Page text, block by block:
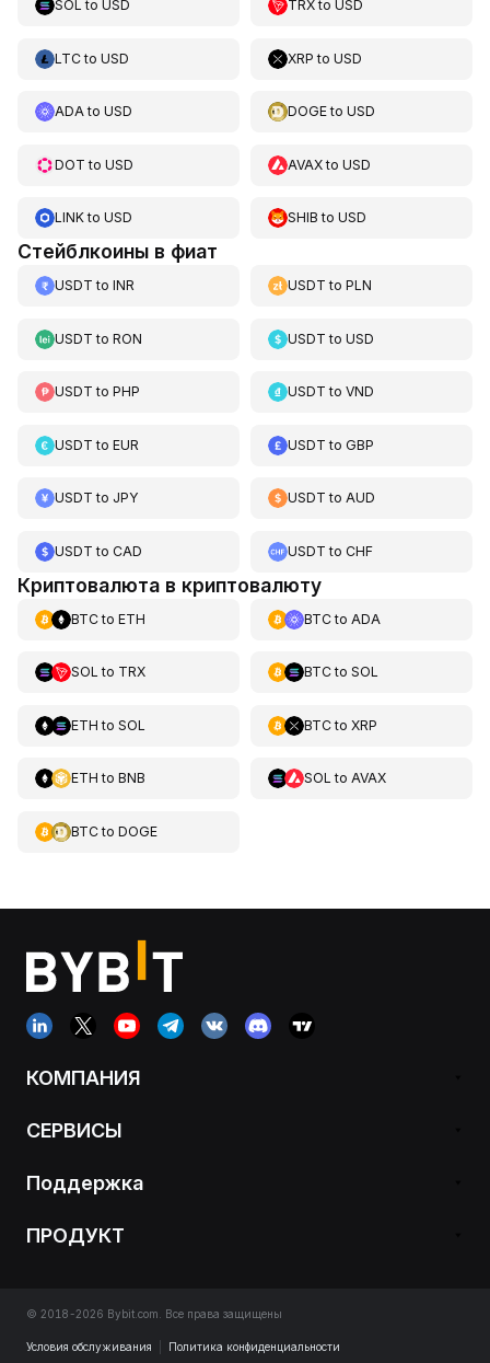
SOL to USD TRXtoUSD
LTCto USD XRP toUSD
ADAto USD DOGEtoUSD
DOT to USD AVAXtoUSD
LINKto USD SHIB toUSD
Стейблкоины в фиат
USDT to INR USDT toPLN
USDT to RON USDT toUSD
USDT to PHP USDT toVND
USDT to EUR USDT toGBP
USDT to JPY USDT toAUD
USDT to CAD USDT toCHF
Криптовалюта в криптовалюту
BTCto ETH BTCto ADA
SOL to TRX BTCto SOL
ETH to SOL BTCto XRP
ETH to BNB SOL to AVAX
BTCto DOGE
КОМПАНИЯ
СЕРВИСЫ
Поддержка
ПРОДУКТ
© 2018-2026 Bybit.com. Все права защищены
Условия обслуживания Политика конфиденциальности